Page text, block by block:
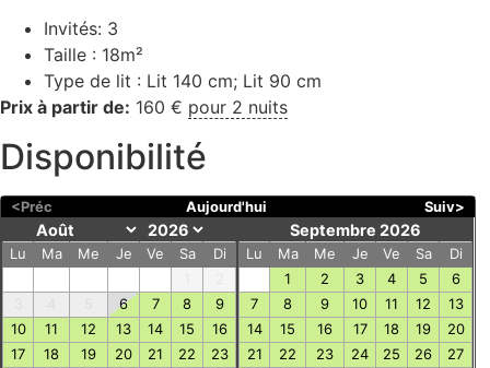
Invités: 3
Taille : 18m²
Type de lit : Lit 140 cm; Lit 90 cm
Prix à partir de: 160 € pour 2 nuits
Disponibilité
<Préc Aujourd'hui Suiv>
Lu Ma Me Je Ve Sa
Di
6 7 8
9
10
11 12 13 14 15
16
17
18 19 20 21 22
23
Septembre 2026
Lu Ma Me Je Ve Sa
Di
1
2 3 4 5
6
7
8 9 10 11 12
13
14
15 16 17 18 19
20
21
22 23 24 25 26
27